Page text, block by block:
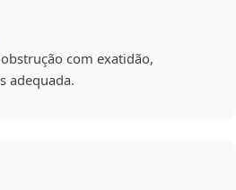
com exatidão,
adequada.